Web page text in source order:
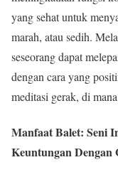
yang sehat untuk
marah, atau sedih.
seseorang dapat
dengan cara yang
meditasi gerak, di
Manfaat Balet: Seni
Keuntungan Dengan